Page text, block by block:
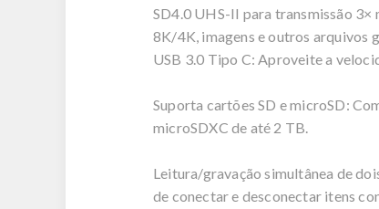
SD4.0 UHS-II para transmissão
8K/4K, imagens e outros arquivos
USB 3.0 Tipo C: Aproveite a
Suporta cartões SD e microSD:
microSDXC de até 2 TB.
Leitura/gravação simultânea de
de conectar e desconectar itens